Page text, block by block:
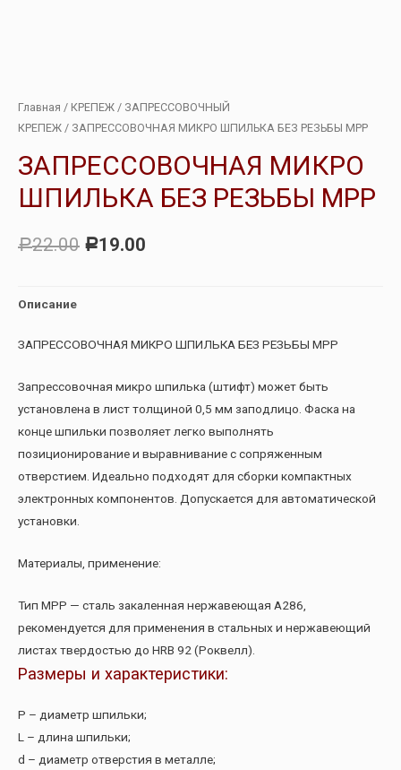
Главная / КРЕПЕЖ / ЗАПРЕССОВОЧНЫЙ
КРЕПЕЖ / ЗАПРЕССОВОЧНАЯ МИКРО ШПИЛЬКА БЕЗ РЕЗЬБЫ МРР
ЗАПРЕССОВОЧНАЯ МИКРО
ШПИЛЬКА БЕЗ РЕЗЬБЫ МРР
Р22.00 Р19.00
Описание
ЗАПРЕССОВОЧНАЯ МИКРО ШПИЛЬКА БЕЗ РЕЗЬБЫ МРР
Запрессовочная микро шпилька (штифт) может быть
установлена в лист толщиной 0,5 мм заподлицо. Фаска на
конце шпильки позволяет легко выполнять
позиционирование и выравнивание с сопряженным
отверстием. Идеально подходят для сборки компактных
электронных компонентов. Допускается для автоматической
установки.
Материалы, применение:
Тип MPP — сталь закаленная нержавеющая A286,
рекомендуется для применения в стальных и нержавеющий
листах твердостью до HRB 92 (Роквелл).
Размеры и характеристики:
P – диаметр шпильки;
L – длина шпильки;
d – диаметр отверстия в металле;